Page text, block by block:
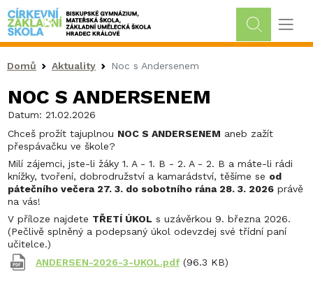
Drobečková navigace
Domů Aktuality Noc s Andersenem
NOC S ANDERSENEM
Datum: 21.02.2026
Chceš prožít tajuplnou NOC S ANDERSENEM aneb zažít
přespávačku ve škole?
Milí zájemci, jste-li žáky 1. A - 1. B - 2. A - 2. B a máte-li rádi
knížky, tvoření, dobrodružství a kamarádství, těšíme se od
pátečního večera 27. 3. do sobotního rána 28. 3. 2026právě
na vás!
V příloze najdete TŘETÍ ÚKOL s uzávěrkou 9. března 2026.
(Pečlivě splněný a podepsaný úkol odevzdej své třídní paní
učitelce.)
ANDERSEN-2026-3-UKOL.pdf (96.3 KB)